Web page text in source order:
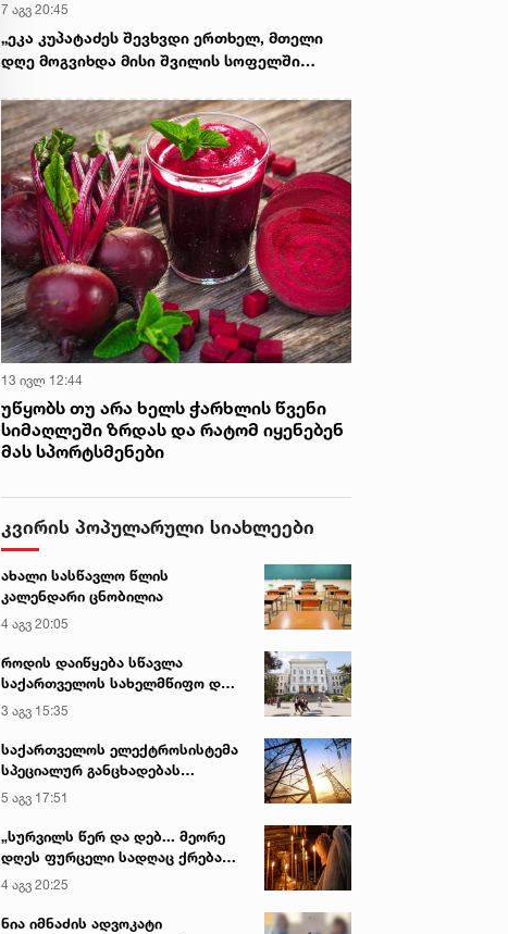
7 აგვ 20:45
„ეკა კუპატაძეს შევხვდი ერთხელ, მთელი
დღე მოგვიხდა მისი შვილის სოფელში
გიორგი კეკელიძე გიგა ავალიანის დედაზე
წერს
13 ივლ 12:44
უწყობს თუ არა ხელს ჭარხლის წვენი
სიმაღლეში ზრდას და რატომ იყენებენ
მას სპორტსმენები
კვირის პოპულარული სიახლეები
ახალი სასწავლო წლის
კალენდარი ცნობილია
4 აგვ 20:05
როდის დაიწყება სწავლა
საქართველოს სახელმწიფო და
კერძო უნივერსიტეტებში
3 აგვ 15:35
საქართველოს ელექტროსისტემა
სპეციალურ განცხადებას
ავრცელებს
5 აგვ 17:51
„სურვილს წერ და დებ... მეორე
დღეს ფურცელი სადღაც ქრება
და სურვილი სრულდება...“ -
სასწაულმოქმედი ტაძარი შიდა
ქართლში
4 აგვ 20:25
ნია იმნაძის ადვოკატი